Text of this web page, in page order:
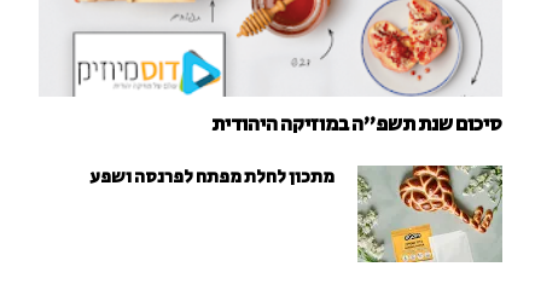
סיכום שנת תשפ"ה במוזיקה היהודית
מתכון לחלת מפתח לפרנסה ושפע